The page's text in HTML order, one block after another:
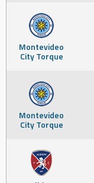
Montevideo
City Torque
Montevideo
City Torque